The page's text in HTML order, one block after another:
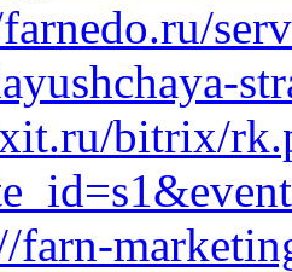
bitrix/
farn-